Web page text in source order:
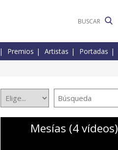
Premios Artistas Portadas
Mesías (4 vídeos)